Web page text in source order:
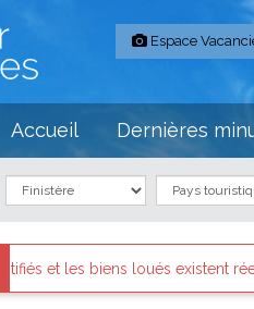
Espace
Accueil Dernières
Messages des